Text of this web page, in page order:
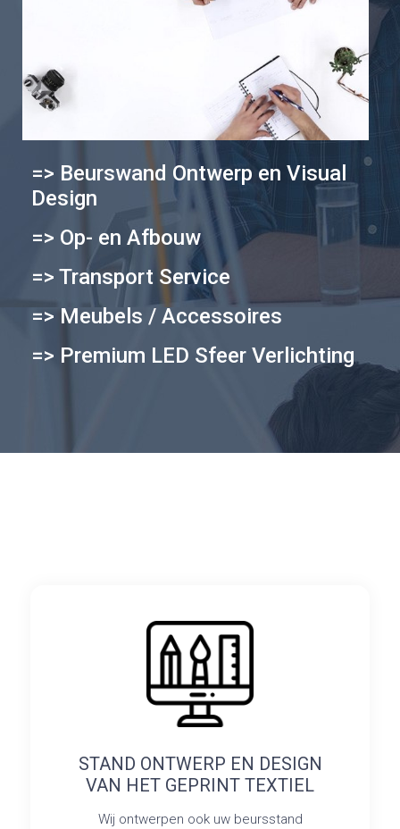
=> Beurswand Ontwerp en Visual
Design
=> Op- en Afbouw
=> Transport Service
=> Meubels / Accessoires
=> Premium LED Sfeer Verlichting
STAND ONTWERP EN DESIGN
VAN HET GEPRINT TEXTIEL
Wij ontwerpen ook uw beursstand